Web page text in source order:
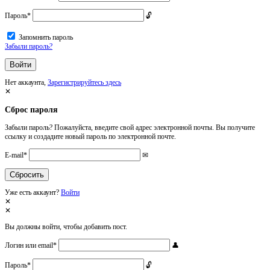
Пароль*
Запомнить пароль
Забыли пароль?
Нет аккаунта, Зарегистрируйтесь здесь
Сброс пароля
Забыли пароль? Пожалуйста, введите свой адрес электронной почты. Вы получите
ссылку и создадите новый пароль по электронной почте.
E-mail*
Уже есть аккаунт? Войти
Вы должны войти, чтобы добавить пост.
Логин или email*
Пароль*